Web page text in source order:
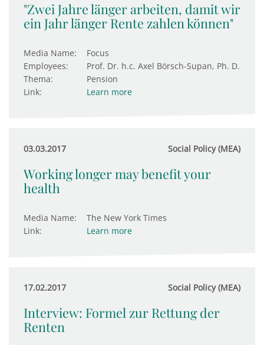
"Zwei Jahre länger arbeiten, damit wir
ein Jahr länger Rente zahlen können"
Media Name:
Focus
Employees:
Prof. Dr. h.c. Axel Börsch-Supan, Ph. D.
Thema:
Pension
Link:
Learn more
03.03.2017 Social Policy (MEA)
Working longer may benefit your
health
Media Name:
The New York Times
Link:
Learn more
17.02.2017 Social Policy (MEA)
Interview: Formel zur Rettung der
Renten